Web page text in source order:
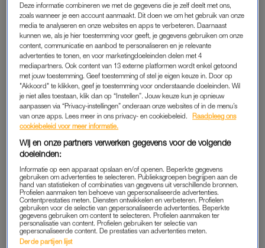
Onbeperkt toegang tot alle artikelen
De chillste deals: win een e-reader of
elektrische fiets
Lees LINDA.meiden online
Geen gedoe: iedere maand
opzegbaar
START GRATIS
MAAND
Daarna € 2,07 per maand
AL MEMBER? LOG IN
Deze informatie combineren we met de gegevens die je zelf deelt met ons,
zoals wanneer je een account aanmaakt. Dit doen we om het gebruik van onze
media te analyseren en onze websites en apps te verbeteren. Daarnaast
kunnen we, als je hier toestemming voor geeft, je gegevens gebruiken om onze
content, communicatie en aanbod te personaliseren en je relevante
advertenties te tonen, en voor marketingdoeleinden delen met 4
mediapartners. Ook content van 13 externe platformen wordt enkel getoond
met jouw toestemming. Geef toestemming of stel je eigen keuze in. Door op
"Akkoord" te klikken, geef je toestemming voor onderstaande doeleinden. Wil
je niet alles toestaan, klik dan op “Instellen”. Jouw keuze kun je opnieuw
aanpassen via “Privacy-instellingen” onderaan onze websites of in de menu’s
van onze apps. Lees meer in ons privacy- en cookiebeleid.
Raadpleeg ons
cookiebeleid voor meer informatie.
Wij en onze partners verwerken gegevens voor de volgende
doeleinden:
Informatie op een apparaat opslaan en/of openen. Beperkte gegevens
gebruiken om advertenties te selecteren. Publieksgroepen begrijpen aan de
hand van statistieken of combinaties van gegevens uit verschillende bronnen.
Profielen aanmaken ten behoeve van gepersonaliseerde advertenties.
Contentprestaties meten. Diensten ontwikkelen en verbeteren. Profielen
gebruiken voor de selectie van gepersonaliseerde advertenties. Beperkte
gegevens gebruiken om content te selecteren. Profielen aanmaken ter
personalisatie van content. Profielen gebruiken ter selectie van
gepersonaliseerde content. De prestaties van advertenties meten.
Derde partijen lijst